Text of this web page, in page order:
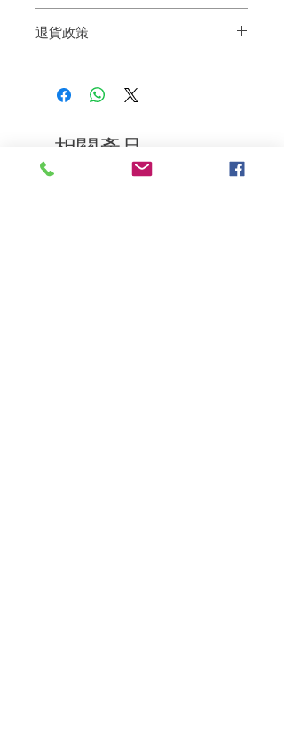
將刷子稍微抬高，輕輕地使短毛髮融入。
※當想要整理劉海時
退貨政策
到我們的產品後的前7天內通過電子郵件
相關產品